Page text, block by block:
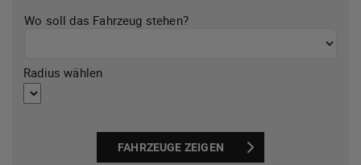
Wo soll das Fahrzeug stehen?
Radius wählen
FAHRZEUGE ZEIGEN